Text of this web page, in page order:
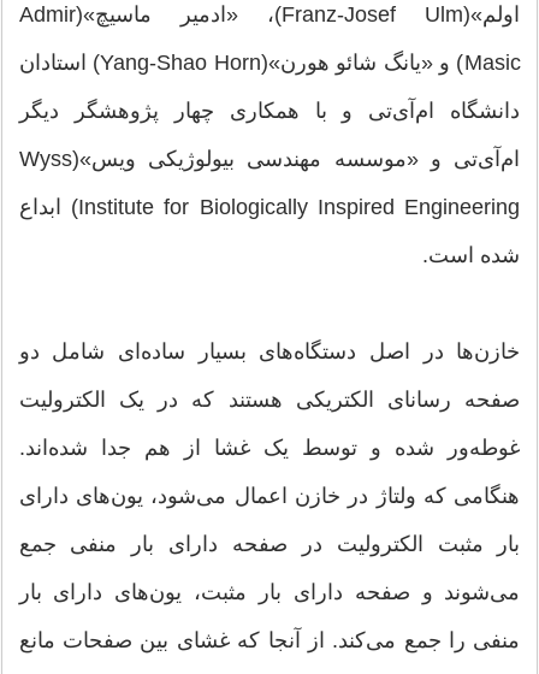
اولم»(Franz-Josef Ulm)، «ادمیر ماسیچ»(Admir
Masic) و «یانگ شائو هورن»(Yang-Shao Horn) استادان
دانشگاه ام‌آی‌تی و با همکاری چهار پژوهشگر دیگر
ام‌آی‌تی و «موسسه مهندسی بیولوژیکی ویس»(Wyss
Institute for Biologically Inspired Engineering) ابداع
شده است.
خازن‌ها در اصل دستگاه‌های بسیار ساده‌ای شامل دو
صفحه رسانای الکتریکی هستند که در یک الکترولیت
غوطه‌ور شده و توسط یک غشا از هم جدا شده‌اند.
هنگامی که ولتاژ در خازن اعمال می‌شود، یون‌های دارای
بار مثبت الکترولیت در صفحه دارای بار منفی جمع
می‌شوند و صفحه دارای بار مثبت، یون‌های دارای بار
منفی را جمع می‌کند. از آنجا که غشای بین صفحات مانع